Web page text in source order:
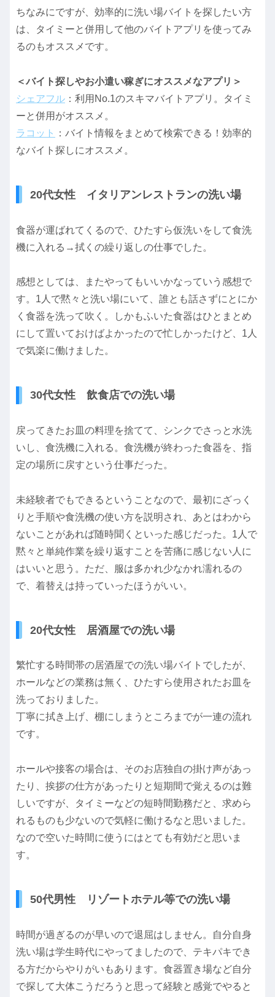
ちなみにですが、効率的に洗い場バイトを探したい方
は、タイミーと併用して他のバイトアプリを使ってみ
るのもオススメです。
＜バイト探しやお小遣い稼ぎにオススメなアプリ＞
シェアフル ：利用No.1のスキマバイトアプリ。タイミ
ーと併用がオススメ。
ラコット
：バイト情報をまとめて検索できる！効率的
なバイト探しにオススメ。
20代女性 イタリアンレストランの洗い場
食器が運ばれてくるので、ひたすら仮洗いをして食洗
機に入れる→拭くの繰り返しの仕事でした。
感想としては、またやってもいいかなっていう感想で
す。1人で黙々と洗い場にいて、誰とも話さずにとにか
く食器を洗って吹く。しかもふいた食器はひとまとめ
にして置いておけばよかったので忙しかったけど、1人
で気楽に働けました。
30代女性 飲食店での洗い場
戻ってきたお皿の料理を捨てて、シンクでさっと水洗
いし、食洗機に入れる。食洗機が終わった食器を、指
定の場所に戻すという仕事だった。
未経験者でもできるということなので、最初にざっく
りと手順や食洗機の使い方を説明され、あとはわから
ないことがあれば随時聞くといった感じだった。1人で
黙々と単純作業を繰り返すことを苦痛に感じない人に
はいいと思う。ただ、服は多かれ少なかれ濡れるの
で、着替えは持っていったほうがいい。
20代女性 居酒屋での洗い場
繁忙する時間帯の居酒屋での洗い場バイトでしたが、
ホールなどの業務は無く、ひたすら使用されたお皿を
洗っておりました。
丁寧に拭き上げ、棚にしまうところまでが一連の流れ
です。
ホールや接客の場合は、そのお店独自の掛け声があっ
たり、挨拶の仕方があったりと短期間で覚えるのは難
しいですが、タイミーなどの短時間勤務だと、求めら
れるものも少ないので気軽に働けるなと思いました。
なので空いた時間に使うにはとても有効だと思いま
す。
50代男性 リゾートホテル等での洗い場
時間が過ぎるのが早いので退屈はしません。自分自身
洗い場は学生時代にやってましたので、テキパキでき
る方だからやりがいもあります。食器置き場など自分
で探して大体こうだろうと思って経験と感覚でやると